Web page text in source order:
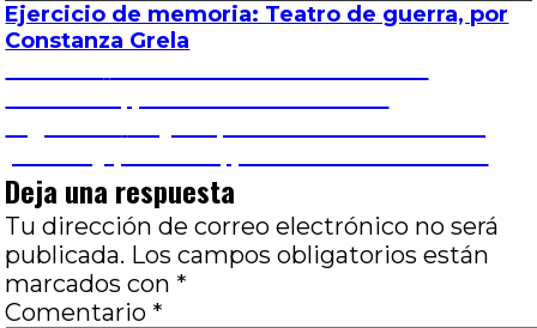
Ejercicio de memoria: Teatro de guerra, por
Constanza Grela
Navegación
de
entradas
Deja una respuesta
Tu dirección de correo electrónico no será
publicada. Los campos obligatorios están
marcados con *
Comentario *